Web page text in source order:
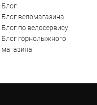
Блог
Блог веломагазина
Блог по велосервису
Блог горнолыжного
магазина